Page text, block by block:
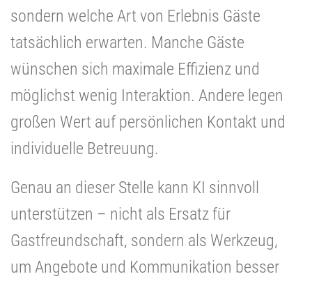
sondern welche Art von Erlebnis Gäste
tatsächlich erwarten. Manche Gäste
wünschen sich maximale Effizienz und
möglichst wenig Interaktion. Andere legen
großen Wert auf persönlichen Kontakt und
individuelle Betreuung.
Genau an dieser Stelle kann KI sinnvoll
unterstützen – nicht als Ersatz für
Gastfreundschaft, sondern als Werkzeug,
um Angebote und Kommunikation besser